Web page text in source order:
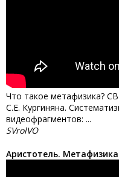
Что такое метафизика?
С.Е. Кургиняна.
видеофрагментов: ...
SVrolVO
Аристотель. Метафизика